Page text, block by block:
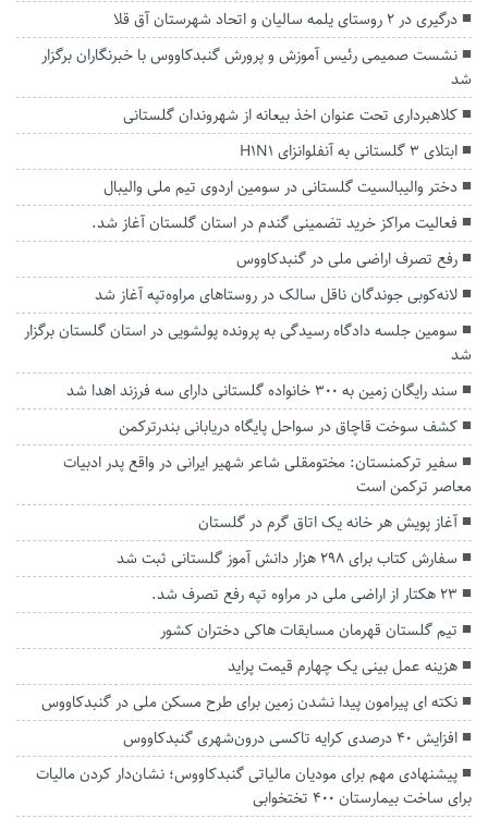
درگیری در ۲ روستای یلمه سالیان و اتحاد شهرستان آق قلا
نشست صمیمی رئیس آموزش و پرورش گنبدکاووس با خبرنگاران برگزار
شد
کلاهبرداری تحت عنوان اخذ بیعانه از شهروندان گلستانی
ابتلای ۳ گلستانی به آنفلوانزای H1N1
دختر والیبالسیت گلستانی در سومین اردوی تیم ملی والیبال
فعالیت مراکز خرید تضمینی گندم در استان گلستان آغاز شد.
رفع تصرف اراضی ملی در گنبدكاووس
لانه‌کوبی جوندگان ناقل سالک در روستاهای مراوه‌تپه آغاز شد
سومین جلسه دادگاه رسیدگی به پرونده پولشویی در استان گلستان برگزار
شد
سند رایگان زمین به ۳۰۰ خانواده گلستانی دارای سه فرزند اهدا شد
کشف سوخت قاچاق در سواحل پایگاه دریابانی بندرترکمن
سفیر ترکمنستان: مختومقلی شاعر شهیر ایرانی در واقع پدر ادبیات
معاصر ترکمن است
آغاز پویش هر خانه یک اتاق گرم در گلستان
سفارش کتاب برای ۲۹۸ هزار دانش آموز گلستانی ثبت شد
۲۳ هکتار از اراضی ملی در مراوه تپه رفع تصرف شد.
تیم گلستان قهرمان مسابقات هاکی دختران کشور
هزینه عمل بینی یک چهارم قیمت پراید
نکته ای پیرامون پیدا نشدن زمین برای طرح مسکن ملی در گنبدکاووس
افزایش ۴۰ درصدی کرایه تاکسی درون‌شهری گنبدکاووس
پیشنهادی مهم برای مودیان مالیاتی گنبدکاووس؛ نشان‌دار کردن مالیات
برای ساخت بیمارستان ۴۰۰ تختخوابی